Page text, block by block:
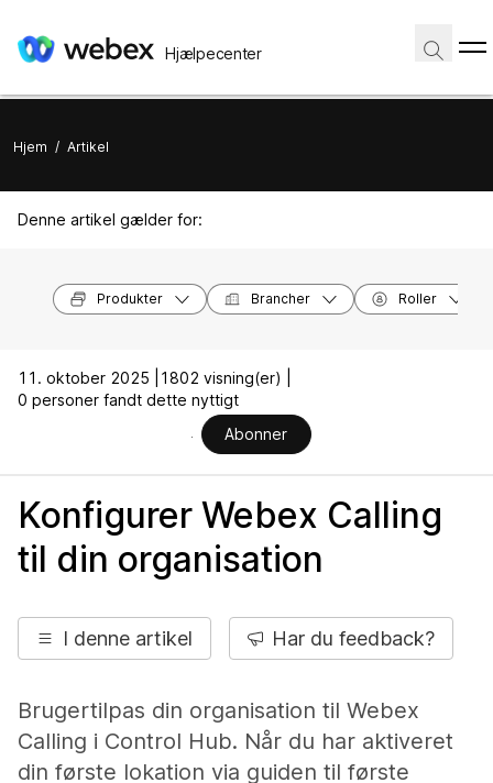
Hjælpecenter
Hjem / Artikel
Denne artikel gælder for:
Produkter Brancher Roller
11. oktober 2025 |
1802 visning(er) |
0 personer fandt dette nyttigt
Abonner
Konfigurer Webex Calling
til din organisation
I denne artikel Har du feedback?
Brugertilpas din organisation til Webex
Calling i Control Hub. Når du har aktiveret
din første lokation via guiden til første